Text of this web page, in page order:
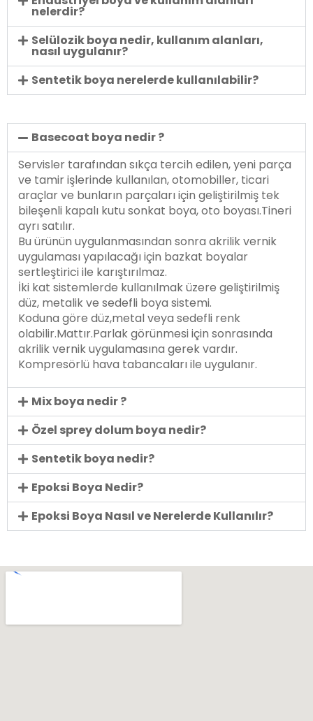
nelerdir?
Selülozik boya nedir, kullanım alanları,
nasıl uygulanır?
Sentetik boya nerelerde kullanılabilir?
Basecoat boya nedir ?
Servisler tarafından sıkça tercih edilen, yeni parça
ve tamir işlerinde kullanılan, otomobiller, ticari
araçlar ve bunların parçaları için geliştirilmiş tek
bileşenli kapalı kutu sonkat boya, oto boyası.Tineri
ayrı satılır.
Bu ürünün uygulanmasından sonra akrilik vernik
uygulaması yapılacağı için bazkat boyalar
sertleştirici ile karıştırılmaz.
İki kat sistemlerde kullanılmak üzere geliştirilmiş
düz, metalik ve sedefli boya sistemi.
Koduna göre düz,metal veya sedefli renk
olabilir.Mattır.Parlak görünmesi için sonrasında
akrilik vernik uygulamasına gerek vardır.
Kompresörlü hava tabancaları ile uygulanır.
Mix boya nedir ?
Özel sprey dolum boya nedir?
Sentetik boya nedir?
Epoksi Boya Nedir?
Epoksi Boya Nasıl ve Nerelerde Kullanılır?